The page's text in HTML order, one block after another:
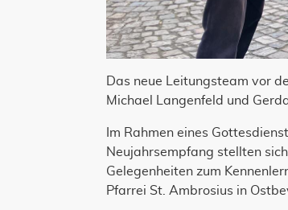
Das neue Leitungsteam vor
Michael Langenfeld und
Im Rahmen eines
Neujahrsempfang stellten
Gelegenheiten zum
Pfarrei St. Ambrosius in